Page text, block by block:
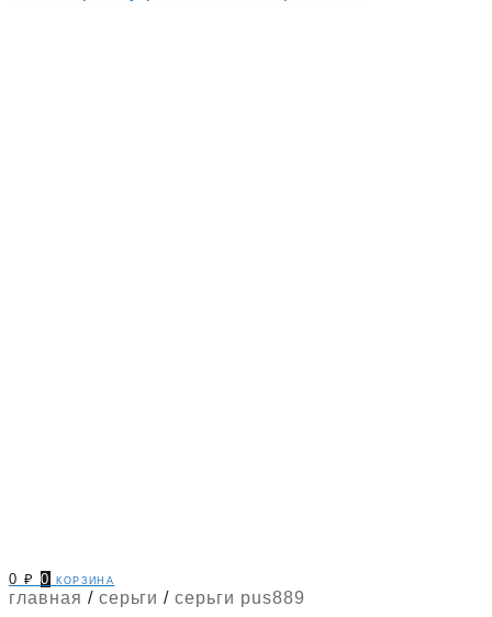
0₽ 0 корзина
главная / серьги /серьги pus889